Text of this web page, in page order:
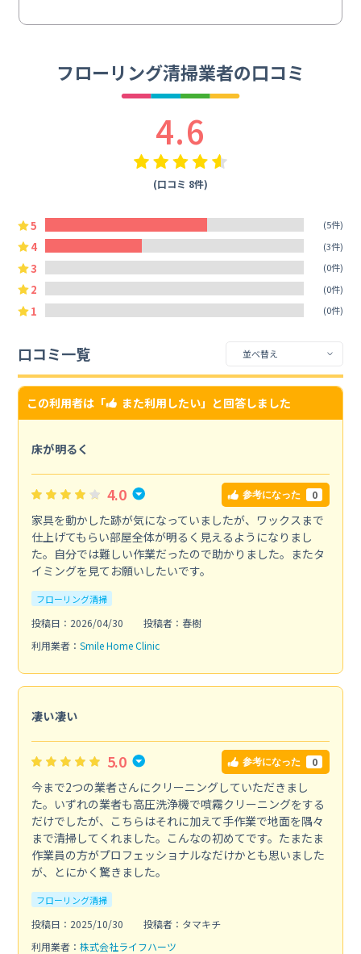
フローリング清掃業者の口コミ
4.6
(口コミ 8件)
5 (5件)
4 (3件)
3 (0件)
2 (0件)
1 (0件)
口コミ一覧
この利用者は「 また利用したい」と回答しました
床が明るく
4.0 参考になった 0
家具を動かした跡が気になっていましたが、ワックスまで
仕上げてもらい部屋全体が明るく見えるようになりまし
た。自分では難しい作業だったので助かりました。またタ
イミングを見てお願いしたいです。
フローリング清掃
投稿日：2026/04/30
投稿者：春樹
利用業者： Smile Home Clinic
凄い凄い
5.0 参考になった 0
今まで2つの業者さんにクリーニングしていただきまし
た。いずれの業者も高圧洗浄機で噴霧クリーニングをする
だけでしたが、こちらはそれに加えて手作業で地面を隅々
まで清掃してくれました。こんなの初めてです。たまたま
作業員の方がプロフェッショナルなだけかとも思いました
が、とにかく驚きました。
フローリング清掃
投稿日：2025/10/30
投稿者：タマキチ
利用業者： 株式会社ライフハーツ